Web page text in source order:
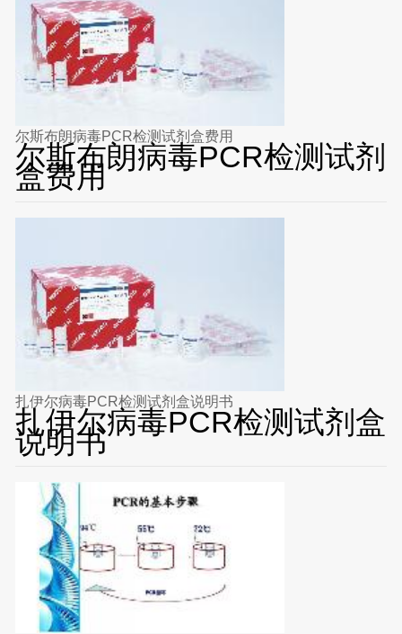
尔斯布朗病毒PCR检测试剂盒费用
尔斯布朗病毒PCR检测试剂
盒费用
扎伊尔病毒PCR检测试剂盒说明书
扎伊尔病毒PCR检测试剂盒
说明书